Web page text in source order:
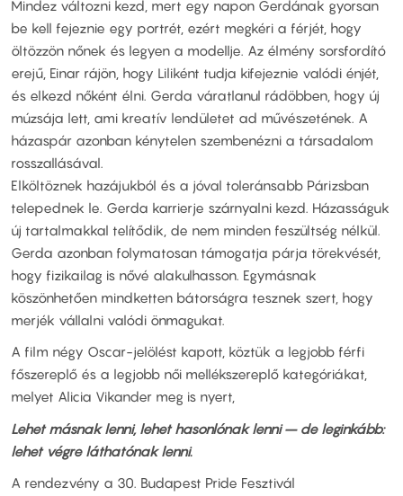
Mindez változni kezd, mert egy napon Gerdának gyorsan
be kell fejeznie egy portrét, ezért megkéri a férjét, hogy
öltözzön nőnek és legyen a modellje. Az élmény sorsfordító
erejű, Einar rájön, hogy Liliként tudja kifejeznie valódi énjét,
és elkezd nőként élni. Gerda váratlanul rádöbben, hogy új
múzsája lett, ami kreatív lendületet ad művészetének. A
házaspár azonban kénytelen szembenézni a társadalom
rosszallásával.
Elköltöznek hazájukból és a jóval toleránsabb Párizsban
telepednek le. Gerda karrierje szárnyalni kezd. Házasságuk
új tartalmakkal telítődik, de nem minden feszültség nélkül.
Gerda azonban folymatosan támogatja párja törekvését,
hogy fizikailag is nővé alakulhasson. Egymásnak
köszönhetően mindketten bátorságra tesznek szert, hogy
merjék vállalni valódi önmagukat.
A film négy Oscar-jelölést kapott, köztük a legjobb férfi
főszereplő és a legjobb női mellékszereplő kategóriákat,
melyet Alicia Vikander meg is nyert,
Lehet másnak lenni, lehet hasonlónak lenni – de leginkább:
lehet végre láthatónak lenni.
A rendezvény a 30. Budapest Pride Fesztivál